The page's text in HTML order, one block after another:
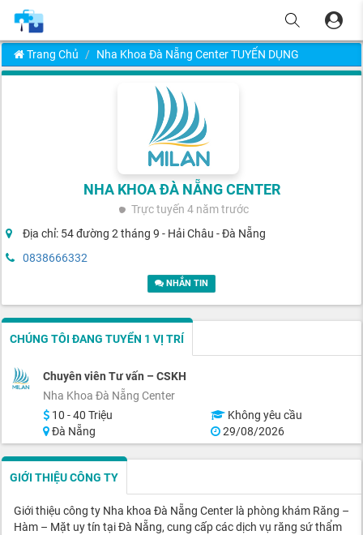
Trang Chủ Nha Khoa Đà Nẵng Center TUYỂN DỤNG
NHA KHOA ĐÀ NẴNG CENTER
Trực tuyến 4 năm trước
Địa chỉ: 54 đường 2 tháng 9 - Hải Châu - Đà Nẵng
0838666332
NHẮN TIN
CHÚNG TÔI ĐANG TUYỂN 1 VỊ TRÍ
Chuyên viên Tư vấn – CSKH
Nha Khoa Đà Nẵng Center
10 - 40 Triệu
Không yêu cầu
Đà Nẵng
29/08/2026
GIỚI THIỆU CÔNG TY
Giới thiệu công ty Nha khoa Đà Nẵng Center là phòng khám Răng –
Hàm – Mặt uy tín tại Đà Nẵng, cung cấp các dịch vụ răng sứ thẩm